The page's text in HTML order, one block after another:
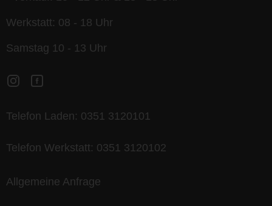
Werkstatt: 08 - 18 Uhr
Samstag 10 - 13 Uhr
Telefon Laden: 0351 3120101
Telefon Werkstatt: 0351 3120102
Allgemeine Anfrage